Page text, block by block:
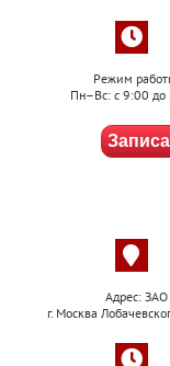
Режим
Пн–Вс: с 9:00 до
Адрес: ЗАО
г. Москва